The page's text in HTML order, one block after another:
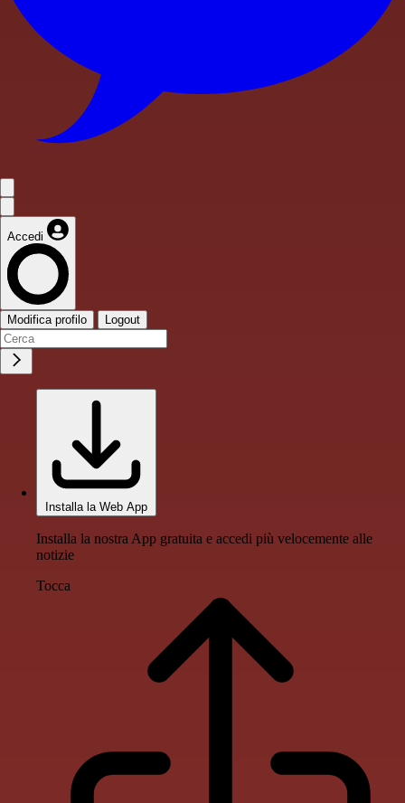
Accedi
Modifica profilo Logout
Installa la Web App
Installa la nostra App gratuita e accedi più velocemente alle
notizie
Tocca